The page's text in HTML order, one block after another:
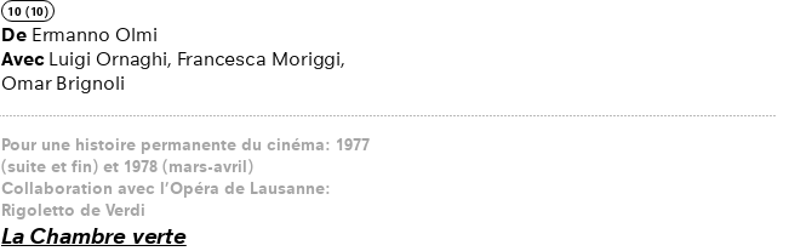
10 (10)
De Ermanno Olmi
Avec Luigi Ornaghi, Francesca Moriggi,
Omar Brignoli
Pour une histoire permanente du cinéma: 1977
(suite et fin) et 1978 (mars-avril)
Collaboration avec l’Opéra de Lausanne:
Rigoletto de Verdi
La Chambre verte